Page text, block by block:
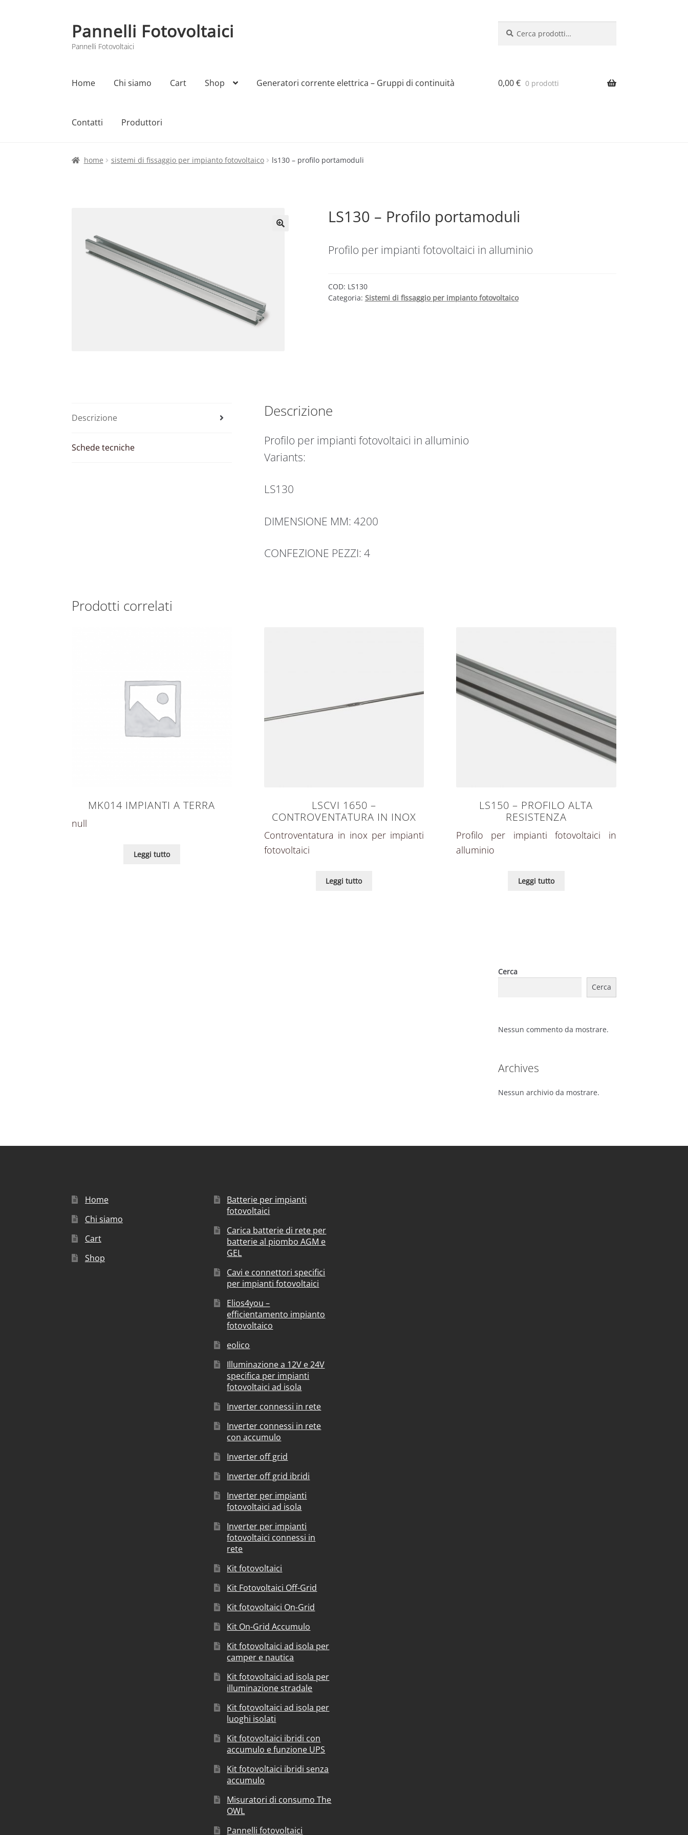
Vai
alla
navigazione
Vai
al
contenuto
Pannelli Fotovoltaici
Pannelli Fotovoltaici
Home Chi siamo Cart Shop Generatori corrente elettrica – Gruppi di continuità
Contatti Produttori
Home Cart Checkout Chi siamo Contatti My account Produttori Sample Page
0,00€ 0 prodotti
home sistemi di fissaggio per impianto fotovoltaico ls130 – profilo portamoduli
LS130 – Profilo portamoduli
Profilo per impianti fotovoltaici in alluminio
COD: LS130
Categoria: Sistemi di fissaggio per impianto fotovoltaico
Descrizione
Schede tecniche
Descrizione
Profilo per impianti fotovoltaici in alluminio
Variants:
LS130
DIMENSIONE MM: 4200
CONFEZIONE PEZZI: 4
Prodotti correlati
MK014 IMPIANTI A TERRA
null
Leggi tutto
LSCVI 1650 –
CONTROVENTATURA IN INOX
Controventatura in inox per impianti
fotovoltaici
Leggi tutto
LS150 – PROFILO ALTA
RESISTENZA
Profilo per impianti fotovoltaici in
alluminio
Leggi tutto
Cerca
Cerca
Nessun commento da mostrare.
Archives
Nessun archivio da mostrare.
Home
Chi siamo
Cart
Shop
Batterie per impianti
fotovoltaici
Carica batterie di rete per
batterie al piombo AGM e
GEL
Cavi e connettori specifici
per impianti fotovoltaici
Elios4you –
efficientamento impianto
fotovoltaico
eolico
Illuminazione a 12V e 24V
specifica per impianti
fotovoltaici ad isola
Inverter connessi in rete
Inverter connessi in rete
con accumulo
Inverter off grid
Inverter off grid ibridi
Inverter per impianti
fotovoltaici ad isola
Inverter per impianti
fotovoltaici connessi in
rete
Kit fotovoltaici
Kit Fotovoltaici Off-Grid
Kit fotovoltaici On-Grid
Kit On-Grid Accumulo
Kit fotovoltaici ad isola per
camper e nautica
Kit fotovoltaici ad isola per
illuminazione stradale
Kit fotovoltaici ad isola per
luoghi isolati
Kit fotovoltaici ibridi con
accumulo e funzione UPS
Kit fotovoltaici ibridi senza
accumulo
Misuratori di consumo The
OWL
Pannelli fotovoltaici